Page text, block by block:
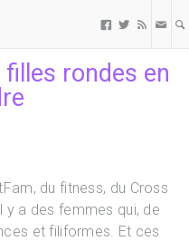
  
rondes en
du fitness, du Cross
y a des femmes qui, de
et filiformes. Et ces